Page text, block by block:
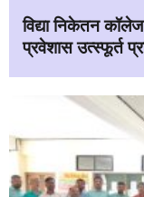
विद्या निकेतन
प्रवेशास उत्स्फूर्त